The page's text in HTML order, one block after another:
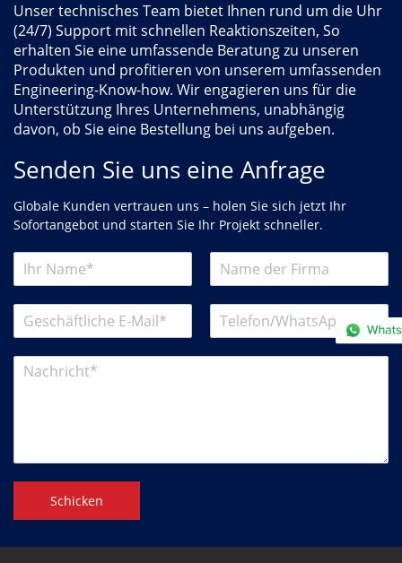
Unser technisches Team bietet Ihnen rund um die Uhr
(24/7) Support mit schnellen Reaktionszeiten, So
erhalten Sie eine umfassende Beratung zu unseren
Produkten und profitieren von unserem umfassenden
Engineering-Know-how. Wir engagieren uns für die
Unterstützung Ihres Unternehmens, unabhängig
davon, ob Sie eine Bestellung bei uns aufgeben.
Senden Sie uns eine Anfrage
Globale Kunden vertrauen uns – holen Sie sich jetzt Ihr
Sofortangebot und starten Sie Ihr Projekt schneller.
Schicken